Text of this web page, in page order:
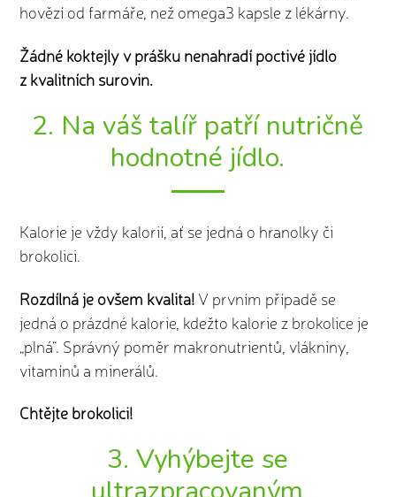
hovězí od farmáře, než omega3 kapsle z lékárny.
Žádné koktejly v prášku nenahradí poctivé jídlo
z kvalitních surovin.
2. Na váš talíř patří nutričně
hodnotné jídlo.
Kalorie je vždy kalorií, ať se jedná o hranolky či
brokolici.
Rozdílná je ovšem kvalita!V prvním případě se
jedná o prázdné kalorie, kdežto kalorie z brokolice je
„plná“. Správný poměr makronutrientů, vlákniny,
vitamínů a minerálů.
Chtějte brokolici!
3. Vyhýbejte se